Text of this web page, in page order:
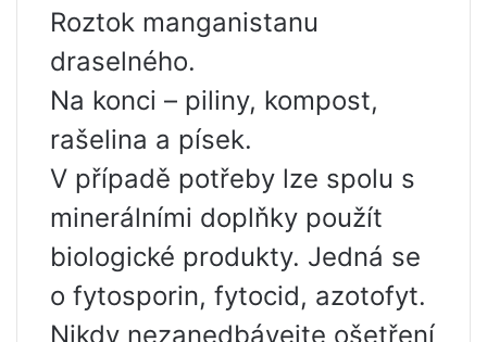
Roztok manganistanu
draselného.
Na konci – piliny, kompost,
rašelina a písek.
V případě potřeby lze spolu s
minerálními doplňky použít
biologické produkty. Jedná se
o fytosporin, fytocid, azotofyt.
Nikdy nezanedbávejte ošetření